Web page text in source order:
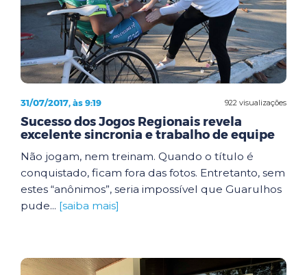
922 visualizações
31/07/2017, às 9:19
Sucesso dos Jogos Regionais revela
excelente sincronia e trabalho de equipe
Não jogam, nem treinam. Quando o título é
conquistado, ficam fora das fotos. Entretanto, sem
estes “anônimos”, seria impossível que Guarulhos
pude... [saiba mais]